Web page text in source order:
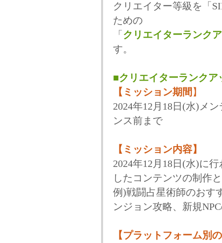
クリエイター等級を「
ための
「 クリエイターランク
す。
■クリエイターランクア
【ミッション期間 】
2024年12月18日(水)メ
ンス前まで
【ミッション内容】
2024年12月18日(水)に
したコンテンツの制作
例)戦闘占星術師のおす
ンジョン攻略、新規
【プラットフォーム別